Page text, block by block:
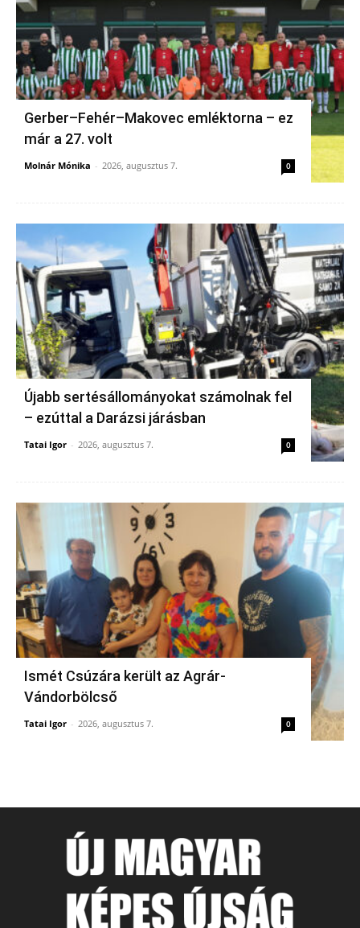
Gerber–Fehér–Makovec emléktorna – ez
már a 27. volt
Molnár Mónika - 2026, augusztus 7. 0
Újabb sertésállományokat számolnak fel
– ezúttal a Darázsi járásban
Tatai Igor - 2026, augusztus 7. 0
Ismét Csúzára került az Agrár-
Vándorbölcső
Tatai Igor - 2026, augusztus 7. 0